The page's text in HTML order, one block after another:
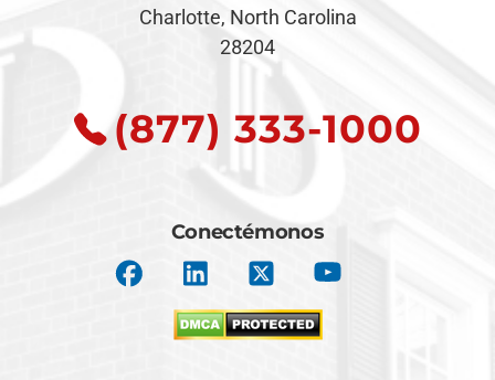
Charlotte, North Carolina
28204
(877) 333-1000
Conectémonos